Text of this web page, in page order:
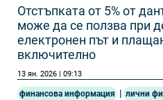
Отстъпката от 5% от
може да се ползва при
електронен път и
включително
13 ян. 2026 | 09:13
финансова информация | лични